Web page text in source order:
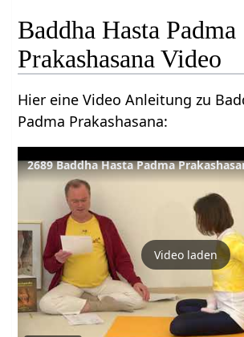
Baddha Hasta Padma
Prakashasana Video
Hier eine Video Anleitung zu
Padma Prakashasana:
2689 Baddha Hasta Padma
Video laden